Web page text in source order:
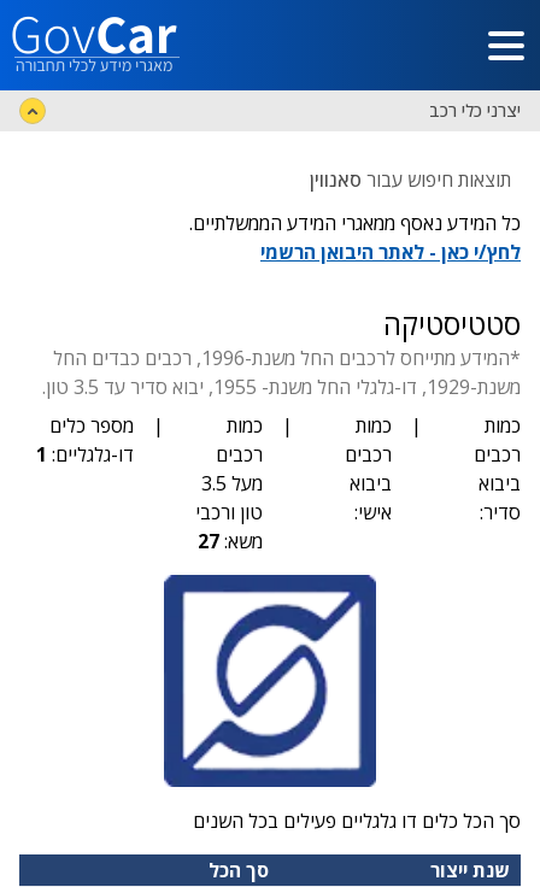
דלג לתוכן הראשי
יצרני כלי רכב
תוצאות חיפוש עבור סאנווין
כל המידע נאסף ממאגרי המידע הממשלתיים.
לחץ/י כאן - לאתר היבואן הרשמי
סטטיסטיקה
*המידע מתייחס לרכבים החל משנת-1996, רכבים כבדים החל
משנת-1929, דו-גלגלי החל משנת- 1955, יבוא סדיר עד 3.5 טון.
כמות
רכבים
ביבוא
סדיר:
|
כמות
רכבים
ביבוא
אישי:
|
כמות
רכבים
מעל 3.5
טון ורכבי
משא:27
|
מספר כלים
דו-גלגליים: 1
סך הכל כלים דו גלגליים פעילים בכל השנים
שנת ייצור
סך הכל